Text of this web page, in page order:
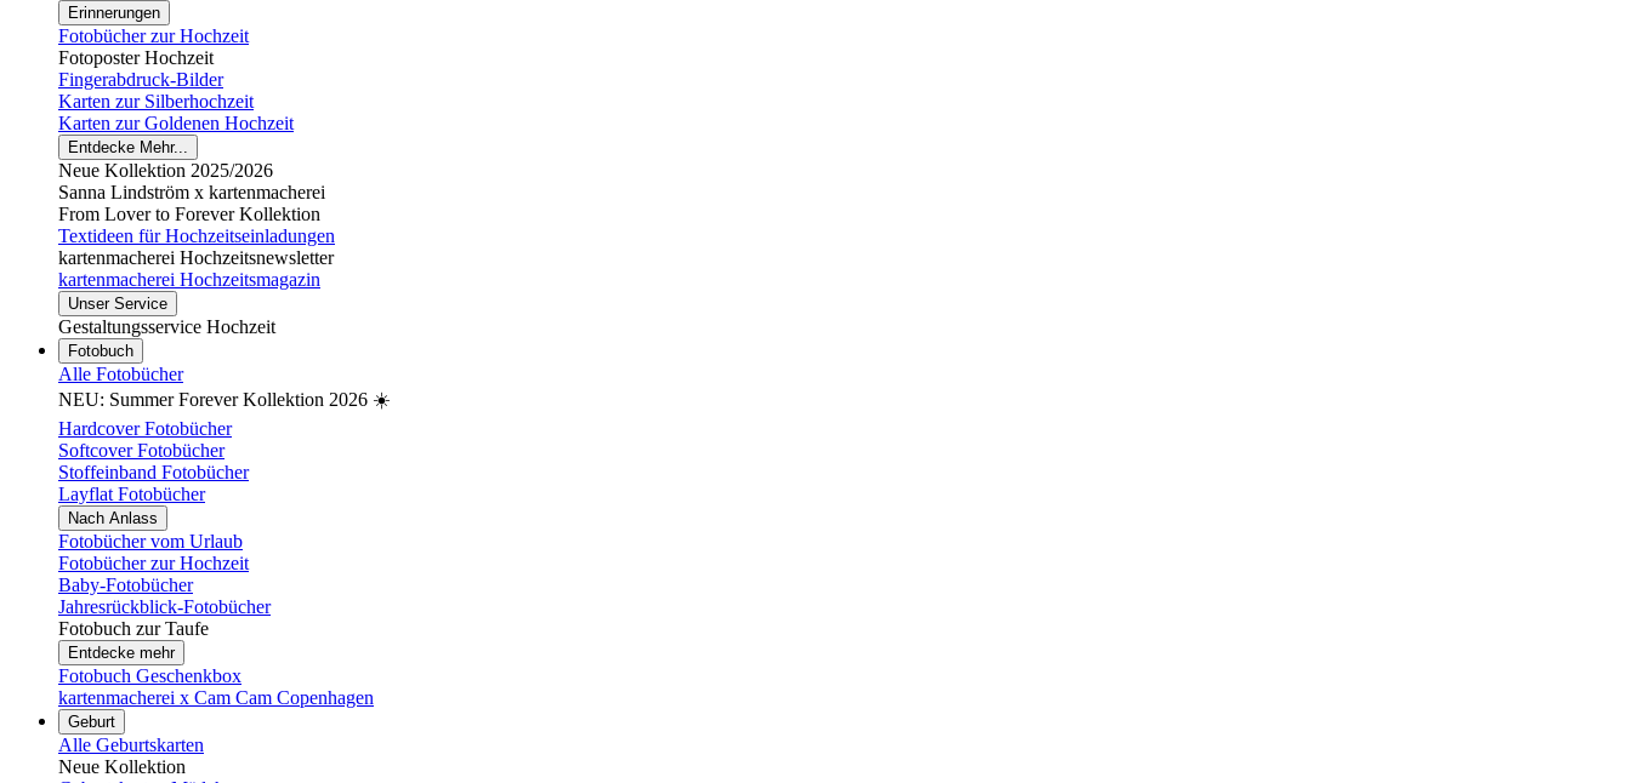
Erinnerungen
Fotobücher zur Hochzeit
Fotoposter Hochzeit
Fingerabdruck-Bilder
Karten zur Silberhochzeit
Karten zur Goldenen Hochzeit
Entdecke Mehr...
Neue Kollektion 2025/2026
Sanna Lindström x kartenmacherei
From Lover to Forever Kollektion
Textideen für Hochzeitseinladungen
kartenmacherei Hochzeitsnewsletter
kartenmacherei Hochzeitsmagazin
Unser Service
Gestaltungsservice Hochzeit
Fotobuch
Alle Fotobücher
NEU: Summer Forever Kollektion 2026 ☀️
Hardcover Fotobücher
Softcover Fotobücher
Stoffeinband Fotobücher
Layflat Fotobücher
Nach Anlass
Fotobücher vom Urlaub
Fotobücher zur Hochzeit
Baby-Fotobücher
Jahresrückblick-Fotobücher
Fotobuch zur Taufe
Entdecke mehr
Fotobuch Geschenkbox
kartenmacherei x Cam Cam Copenhagen
Geburt
Alle Geburtskarten
Neue Kollektion